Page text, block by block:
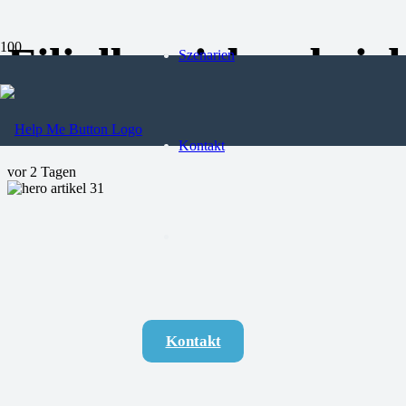
Szenarien
Kontakt
Kontakt
Filialbetriebe
Sicherheitskonzept
vor 2 Tagen